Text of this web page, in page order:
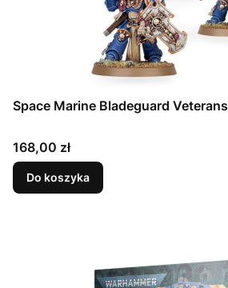
Space Marine Bladeguard Veterans
Cena
168,00 zł
Do koszyka